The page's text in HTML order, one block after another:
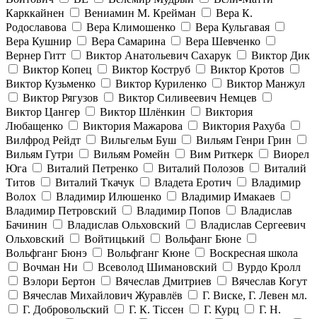
Карккайнен
Вениамин М. Крейман
Вера К.
Родославова
Вера Климошенко
Вера Кульгавая
Вера Кушнир
Вера Самарина
Вера Шевченко
Вернер Гитт
Виктор Анатольевич Сахарук
Виктор Дик
Виктор Копец
Виктор Коструб
Виктор Кротов
Виктор Кузьменко
Виктор Куриленко
Виктор Манжул
Виктор Рягузов
Виктор Силивеевич Немцев
Виктор Цангер
Виктор Шлёнкин
Виктория
Любащенко
Виктория Мажарова
Виктория Рахуба
Вилфрод Рейдт
Вильгельм Буш
Вильям Генри Грин
Вильям Гутри
Вильям Ромейн Вим Риткерк
Виорел
Юга
Виталий Петренко Виталий Полозов
Виталий
Титов
Виталий Ткачук Владета Еротич
Владимир
Волох
Владимир Илюшенко
Владимир Имакаев
Владимир Петровский
Владимир Попов
Владислав
Бачинин
Владислав Ольховский
Владислав Сергеевич
Ольховский
Войтицький
Вольфанг Бюне
Вольфганг Бюнэ
Вольфганг Кюне
Воскресная школа
Вочман Ни
Всеволод Шимановский
Вурдо Кролл
Вэлори Бертон
Вячеслав Дмитриев
Вячеслав Когут
Вячеслав Михайлович Журавлёв
Г. Виске, Г. Левен мл.
Г. Добровольский
Г. К. Тiссен Г. Курц
Г. Н.